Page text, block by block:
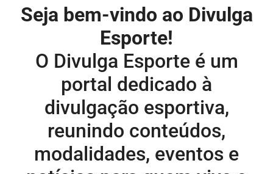
Seja bem-vindo ao Divulga
Esporte!
O Divulga Esporte é um
portal dedicado à
divulgação esportiva,
reunindo conteúdos,
modalidades, eventos e